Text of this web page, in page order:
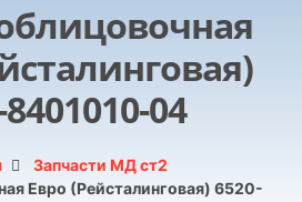
04
Запчасти МД ст2
Евро (Рейсталинговая) 6520-